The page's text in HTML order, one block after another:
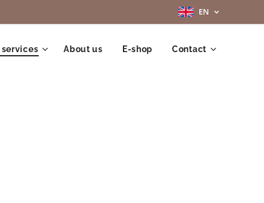
EN
services About us E-shop Contact